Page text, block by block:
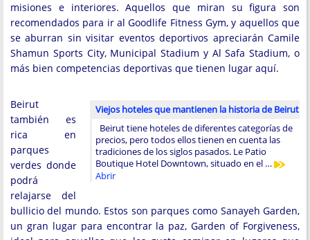
misiones e interiores. Aquellos que miran su figura son
recomendados para ir al Goodlife Fitness Gym, y aquellos que
se aburran sin visitar eventos deportivos apreciarán Camile
Shamun Sports City, Municipal Stadium y Al Safa Stadium, o
más bien competencias deportivas que tienen lugar aquí.
Viejos hoteles que mantienen la historia de Beirut
Beirut tiene hoteles de diferentes categorías de
precios, pero todos ellos tienen en cuenta las
tradiciones de los siglos pasados. Le Patio
Boutique Hotel Downtown, situado en el …
Abrir
Beirut
también es
rica en
parques
verdes donde
podrá
relajarse del
bullicio del mundo. Estos son parques como Sanayeh Garden,
un gran lugar para encontrar la paz, Garden of Forgiveness,